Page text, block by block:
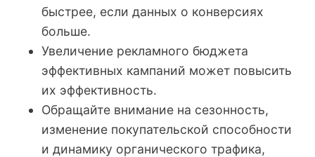
быстрее, если данных о конверсиях
больше.
Увеличение рекламного бюджета
эффективных кампаний может повысить
их эффективность.
Обращайте внимание на сезонность,
изменение покупательской способности
и динамику органического трафика,